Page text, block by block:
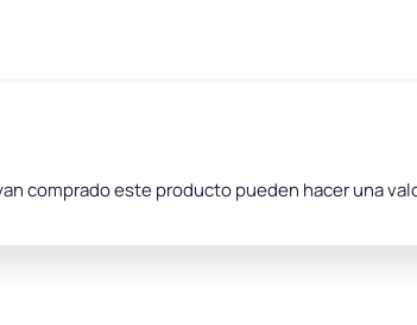
comprado este producto pueden hacer una